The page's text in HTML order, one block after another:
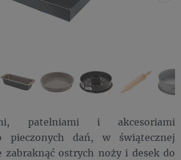
patelniami i akcesoriami
pieczonych dań, w świątecznej
ostrych noży i desek do